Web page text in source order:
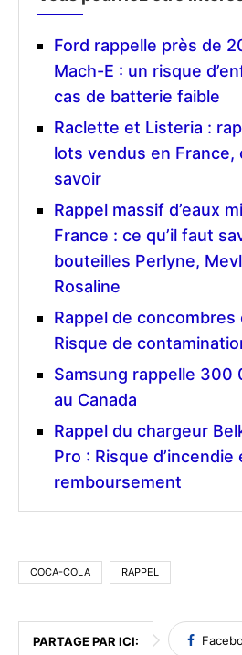
Ford rappelle près de
Mach-E : un risque
cas de batterie faible
Raclette et Listeria :
lots vendus en France,
savoir
Rappel massif d’eaux
France : ce qu’il faut
bouteilles Perlyne,
Rosaline
Rappel de concombres
Risque de
Samsung rappelle 300
au Canada
Rappel du chargeur
Pro : Risque
remboursement
COCA-COLA RAPPEL
PARTAGE PAR ICI: